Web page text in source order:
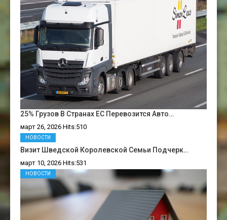
25% Грузов В Странах ЕС Перевозится Авто…
март 26, 2026 Hits:510
Визит Шведской Королевской Семьи Подчерк…
март 10, 2026 Hits:531
НОВОСТИ
НОВОСТИ